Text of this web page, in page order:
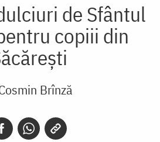
de Sfântul
copiii din
Brînză